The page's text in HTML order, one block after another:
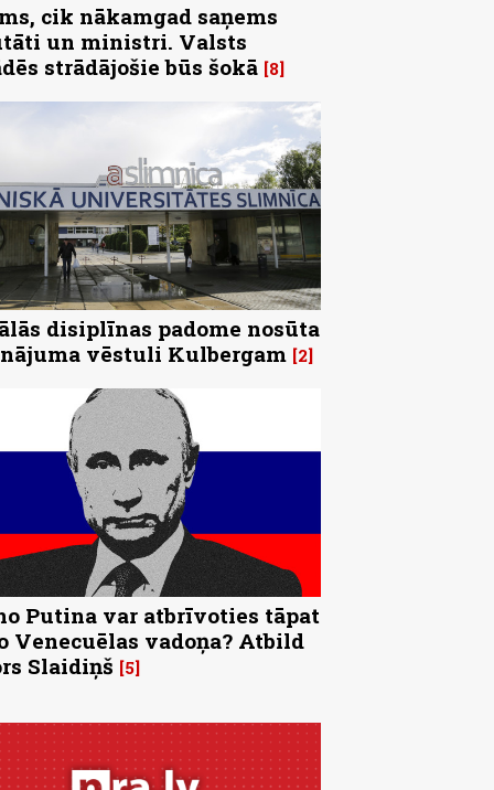
cik nākamgad saņems
un ministri. Valsts
strādājošie būs šokā 8
disiplīnas padome nosūta
vēstuli Kulbergam 2
Putina var atbrīvoties tāpat
Venecuēlas vadoņa? Atbild
Slaidiņš 5